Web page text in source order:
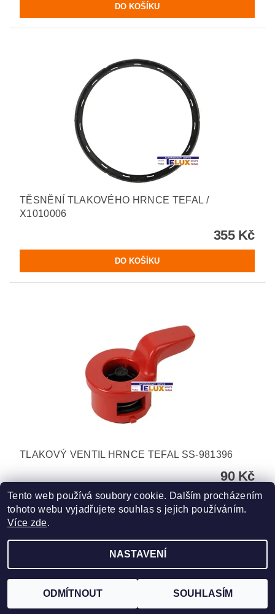
TĚSNĚNÍ TLAKOVÉHO HRNCE TEFAL /
X1010006
355 Kč
TLAKOVÝ VENTIL HRNCE TEFAL SS-981396
90 Kč
2026 ©TELUX servis, všechna práva vyhrazenaUpravit nastavení cookies
Tento web používá soubory cookie. Dalším procházením
tohoto webu vyjadřujete souhlas s jejich používáním.
Více zde.
NASTAVENÍ
ODMÍTNOUT SOUHLASÍM